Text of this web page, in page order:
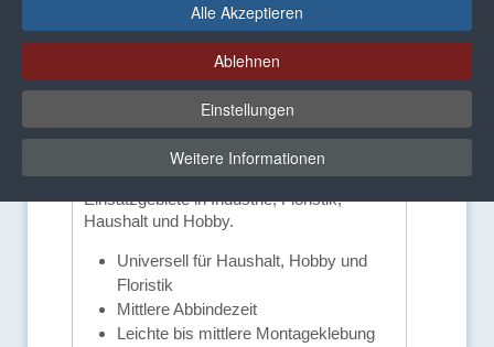
Ausstattungsmerkmale
Der Schmelzklebstoff hat seine
Einsatzgebiete in Industrie, Floristik,
Haushalt und Hobby.
Universell für Haushalt, Hobby und
Floristik
Mittlere Abbindezeit
Leichte bis mittlere Montageklebung
Alle Akzeptieren
Ablehnen
Einstellungen
Weitere Informationen